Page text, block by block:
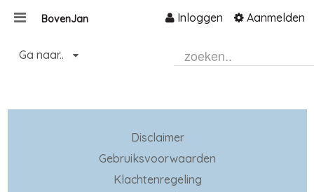
Inloggen Aanmelden
BovenJan
Home
Ga naar..
Disclaimer
Gebruiksvoorwaarden
Klachtenregeling